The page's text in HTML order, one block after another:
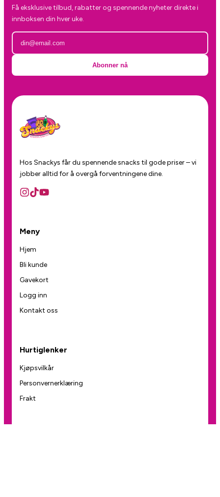
Få eksklusive tilbud, rabatter og spennende nyheter direkte i
innboksen din hver uke.
Abonner nå
Hos Snackys får du spennende snacks til gode priser – vi
jobber alltid for å overgå forventningene dine.
Meny
Hjem
Bli kunde
Gavekort
Logg inn
Kontakt oss
Hurtiglenker
Kjøpsvilkår
Personvernerklæring
Frakt